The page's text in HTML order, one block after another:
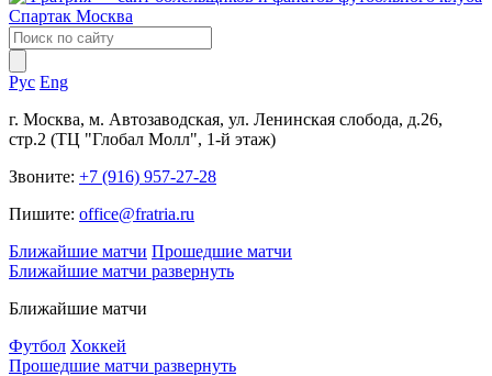
Рус Eng
г. Москва, м. Автозаводская, ул. Ленинская слобода, д.26,
стр.2 (ТЦ "Глобал Молл", 1-й этаж)
Звоните: +7 (916) 957-27-28
Пишите: office@fratria.ru
Ближайшие матчи Прошедшие матчи
Ближайшие матчи развернуть
Ближайшие матчи
Футбол Хоккей
Прошедшие матчи развернуть